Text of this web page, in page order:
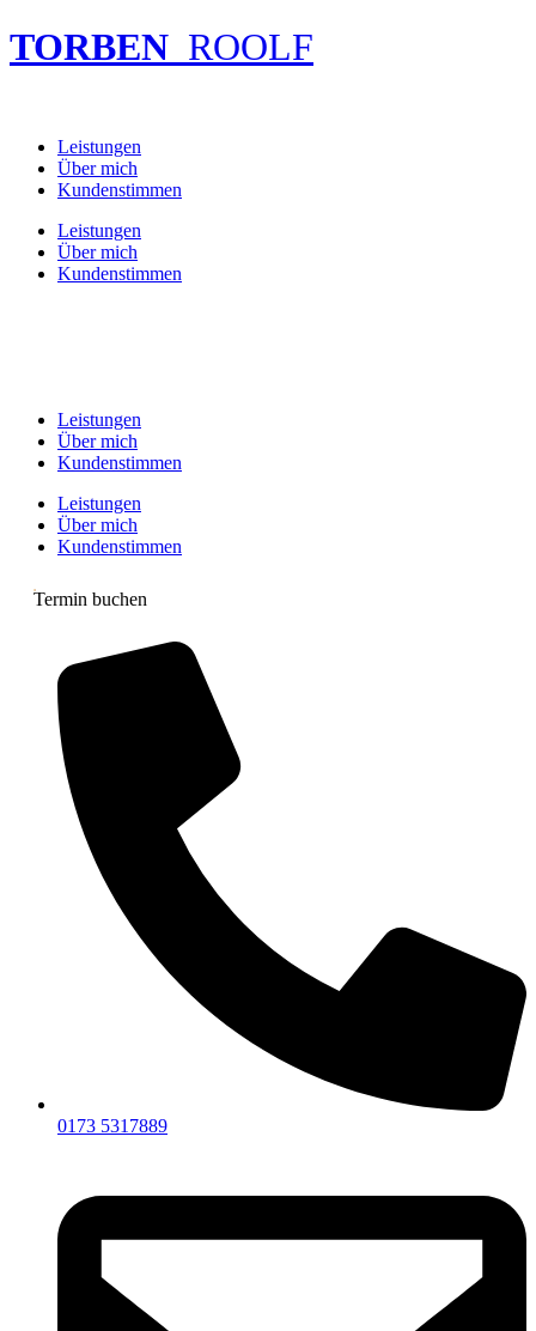
Zum
Inhalt
TORBEN ROOLF
Leistungen
Über mich
Kundenstimmen
Leistungen
Über mich
Kundenstimmen
Leistungen
Über mich
Kundenstimmen
Leistungen
Über mich
Kundenstimmen
Termin buchen
0173 5317889